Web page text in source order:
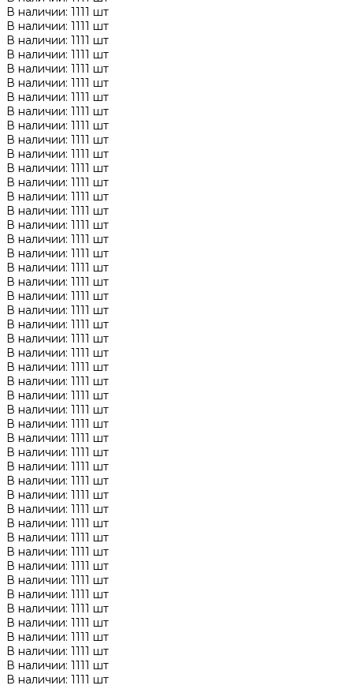
В наличии: 1111 шт
В наличии: 1111 шт
В наличии: 1111 шт
В наличии: 1111 шт
В наличии: 1111 шт
В наличии: 1111 шт
В наличии: 1111 шт
В наличии: 1111 шт
В наличии: 1111 шт
В наличии: 1111 шт
В наличии: 1111 шт
В наличии: 1111 шт
В наличии: 1111 шт
В наличии: 1111 шт
В наличии: 1111 шт
В наличии: 1111 шт
В наличии: 1111 шт
В наличии: 1111 шт
В наличии: 1111 шт
В наличии: 1111 шт
В наличии: 1111 шт
В наличии: 1111 шт
В наличии: 1111 шт
В наличии: 1111 шт
В наличии: 1111 шт
В наличии: 1111 шт
В наличии: 1111 шт
В наличии: 1111 шт
В наличии: 1111 шт
В наличии: 1111 шт
В наличии: 1111 шт
В наличии: 1111 шт
В наличии: 1111 шт
В наличии: 1111 шт
В наличии: 1111 шт
В наличии: 1111 шт
В наличии: 1111 шт
В наличии: 1111 шт
В наличии: 1111 шт
В наличии: 1111 шт
В наличии: 1111 шт
В наличии: 1111 шт
В наличии: 1111 шт
В наличии: 1111 шт
В наличии: 1111 шт
В наличии: 1111 шт
В наличии: 1111 шт
В наличии: 1111 шт